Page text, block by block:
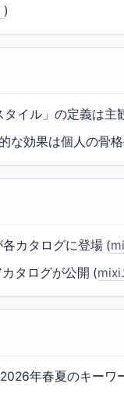
)
タイル」の定義は
な効果は個人の骨
カタログに登場 (
タログが公開 (mixi
年春夏のキーワ